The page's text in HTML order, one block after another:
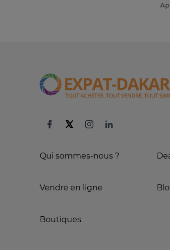
Qui sommes-nous ?
Vendre en ligne
Boutiques